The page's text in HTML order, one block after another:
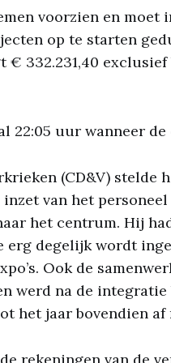
voorzien en moet
op te starten
€ 332.231,40
22:05 uur wanneer
(CD&V) stelde
van het
het centrum. Hij
degelijk wordt
Ook de
werd na de
het jaar bovendien
rekeningen van de